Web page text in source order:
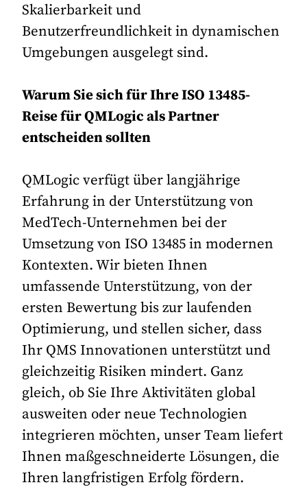
Skalierbarkeit und
Benutzerfreundlichkeit in dynamischen
Umgebungen ausgelegt sind.
Warum Sie sich für Ihre ISO 13485-
Reise für QMLogic als Partner
entscheiden sollten
QMLogic verfügt über langjährige
Erfahrung in der Unterstützung von
MedTech-Unternehmen bei der
Umsetzung von ISO 13485 in modernen
Kontexten. Wir bieten Ihnen
umfassende Unterstützung, von der
ersten Bewertung bis zur laufenden
Optimierung, und stellen sicher, dass
Ihr QMS Innovationen unterstützt und
gleichzeitig Risiken mindert. Ganz
gleich, ob Sie Ihre Aktivitäten global
ausweiten oder neue Technologien
integrieren möchten, unser Team liefert
Ihnen maßgeschneiderte Lösungen, die
Ihren langfristigen Erfolg fördern.